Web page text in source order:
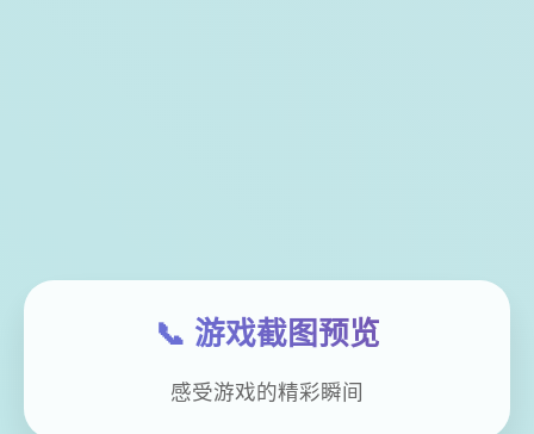
📞 游戏截图预览
感受游戏的精彩瞬间